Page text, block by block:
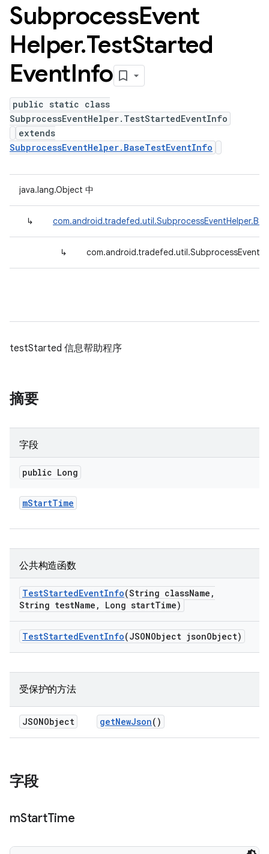
SubprocessEvent
Helper.TestStarted
EventInfo
public static class
SubprocessEventHelper.TestStartedEventInfo
extends
SubprocessEventHelper.BaseTestEventInfo
java.lang.Object 中
↳
↳
testStarted 信息帮助程序
摘要
字段
public Long
mStartTime
公共构造函数
TestStartedEventInfo(String className ,
String testName , Long startTime)
TestStartedEventInfo(JSONObject jsonObject)
受保护的方法
JSONObject getNewJson()
字段
mStartTime